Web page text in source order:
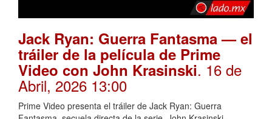
Jack Ryan: Guerra Fantasma — el
tráiler de la película de Prime
Video con John Krasinski. 16 de
Abril, 2026 13:00
Prime Video presenta el tráiler de Jack Ryan: Guerra